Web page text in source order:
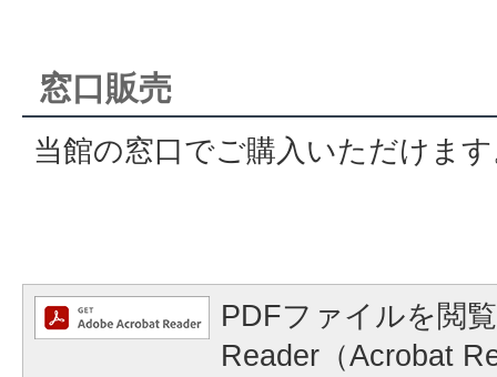
窓口販売
当館の窓口でご購入いただけま
PDFファイルを閲
Reader（Acrobat